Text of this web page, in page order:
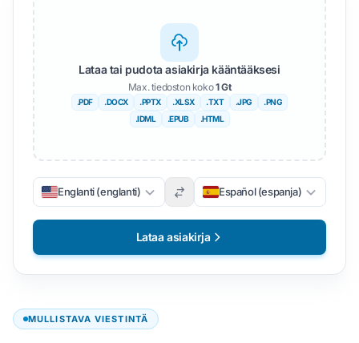
MULLISTAVA VIESTINTÄ
Lataa tai pudota asiakirja kääntääksesi
Max. tiedoston koko1 Gt
.PDF .DOCX .PPTX .XLSX .TXT .JPG
.PNG
.IDML
.EPUB .HTML
Englanti (englanti) Español (espanja)
Lataa asiakirja